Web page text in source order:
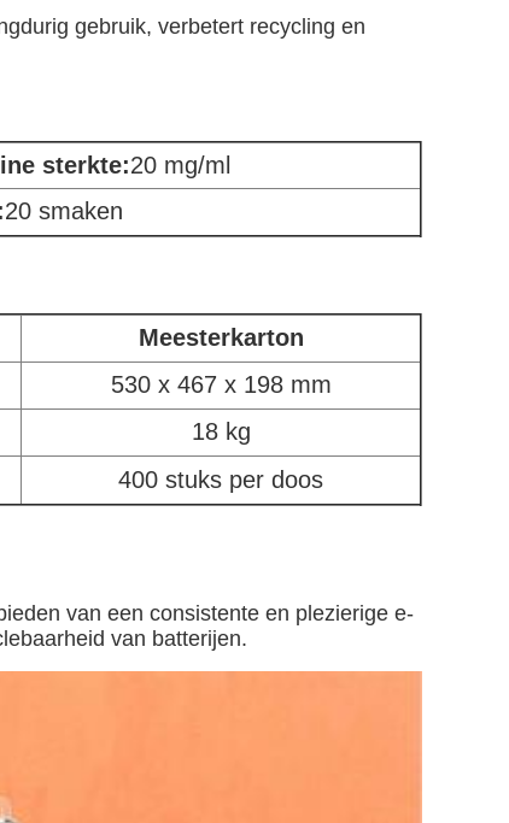
gebruik, verbetert recycling en
sterkte:20 mg/ml
20 smaken
Meesterkarton
530 x 467 x 198 mm
18 kg
400 stuks per doos
van een consistente en plezierige e-
van batterijen.